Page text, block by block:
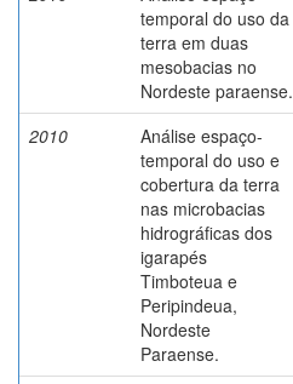
temporal do uso da
terra em duas
mesobacias no
Nordeste paraense.
2010
Análise espaço-
temporal do uso e
cobertura da terra
nas microbacias
hidrográficas dos
igarapés
Timboteua e
Peripindeua,
Nordeste
Paraense.